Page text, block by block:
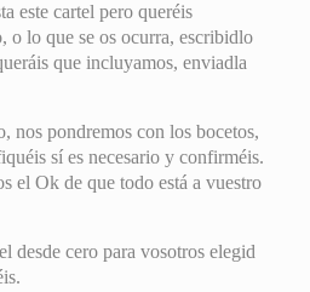
este cartel pero queréis
o lo que se os ocurra, escribidlo
que incluyamos, enviadla
nos pondremos con los bocetos,
sí es necesario y confirméis.
el Ok de que todo está a vuestro
desde cero para vosotros elegid